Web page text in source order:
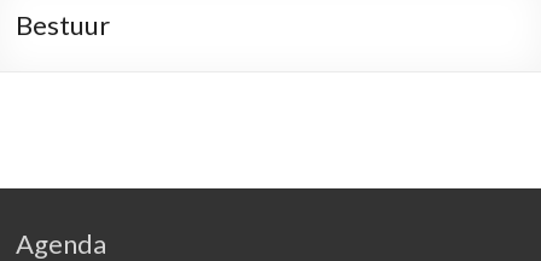
Bestuur
Agenda